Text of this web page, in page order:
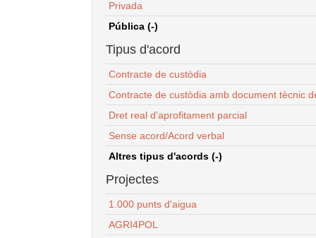
Privada
Pública (-)
Tipus d'acord
Contracte de custòdia
Contracte de custòdia amb document tècnic
Dret real d'aprofitament parcial
Sense acord/Acord verbal
Altres tipus d'acords (-)
Projectes
1.000 punts d'aigua
AGRI4POL